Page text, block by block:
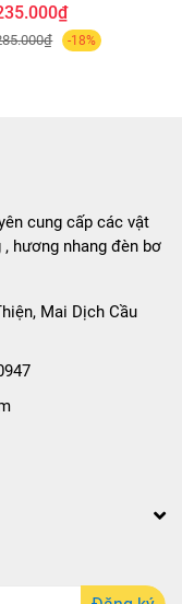
-18%
cung cấp các vật
hương nhang đèn bơ
Mai Dịch Cầu